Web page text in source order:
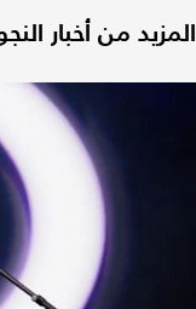
المزيد من أخبار